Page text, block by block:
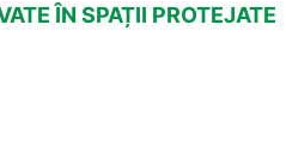
ÎN SPAȚII PROTEJATE